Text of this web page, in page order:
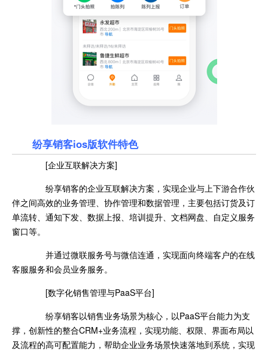
纷享销客ios版软件特色
[企业互联解决方案]
纷享销客的企业互联解决方案，实现企业与上下游合作伙
伴之间高效的业务管理、协作管理和数据管理，主要包括订货及订
单流转、通知下发、数据上报、培训提升、文档网盘、自定义服务
窗口等。
并通过微联服务号与微信连通，实现面向终端客户的在线
客服服务和会员业务服务。
[数字化销售管理与PaaS平台]
纷享销客以销售业务场景为核心，以PaaS平台能力为支
撑，创新性的整合CRM+业务流程，实现功能、权限、界面布局以
及流程的高可配置能力，帮助企业业务场景快速落地到系统，实现